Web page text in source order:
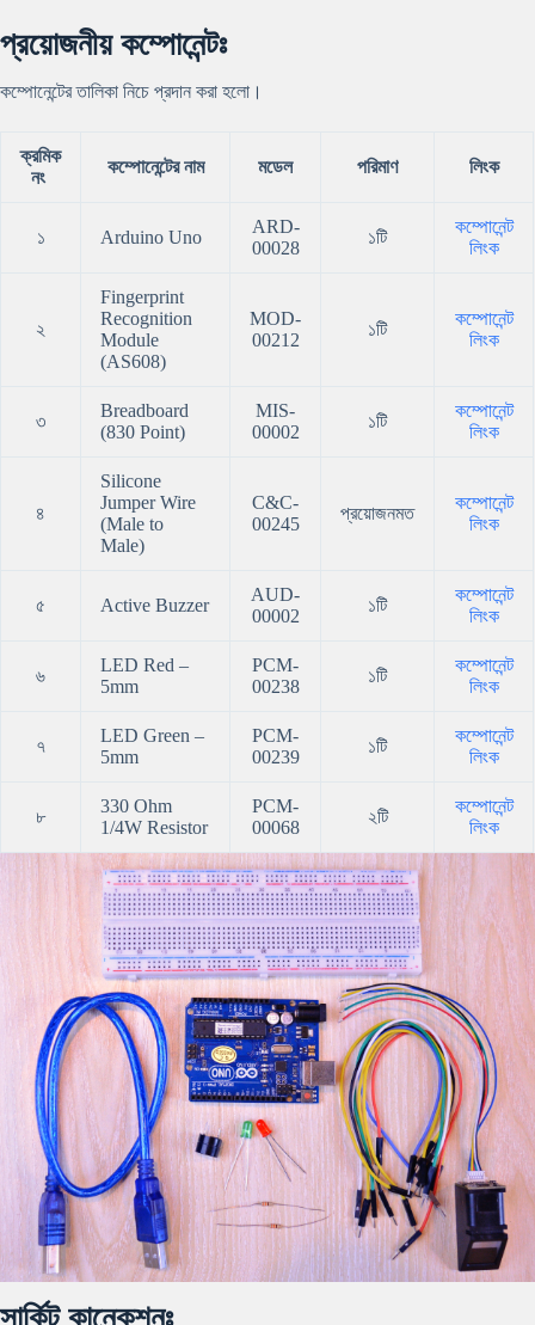
প্রয়োজনীয় কম্পোনেন্টঃ
কম্পোনেন্টের তালিকা নিচে প্রদান করা হলো।
ক্রমিক
নং
কম্পোনেন্টের নাম মডেল পরিমাণ লিংক
১ Arduino Uno
ARD-
00028
১টি
কম্পোনেন্ট
লিংক
২
Fingerprint
Recognition
Module
(AS608)
MOD-
00212
১টি
কম্পোনেন্ট
লিংক
৩
Breadboard
(830 Point)
MIS-
00002
১টি
কম্পোনেন্ট
লিংক
৪
Silicone
Jumper Wire
(Male to
Male)
C&C-
00245
প্রয়োজনমত
কম্পোনেন্ট
লিংক
৫ Active Buzzer
AUD-
00002
১টি
কম্পোনেন্ট
লিংক
৬
LED Red –
5mm
PCM-
00238
১টি
কম্পোনেন্ট
লিংক
৭
LED Green –
5mm
PCM-
00239
১টি
কম্পোনেন্ট
লিংক
৮
330 Ohm
1/4W Resistor
PCM-
00068
২টি
কম্পোনেন্ট
লিংক
সার্কিট কানেকশনঃ